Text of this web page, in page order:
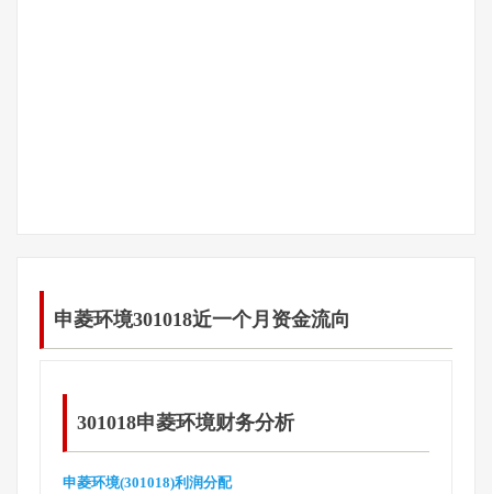
申菱环境301018近一个月资金流向
301018申菱环境财务分析
申菱环境(301018)利润分配